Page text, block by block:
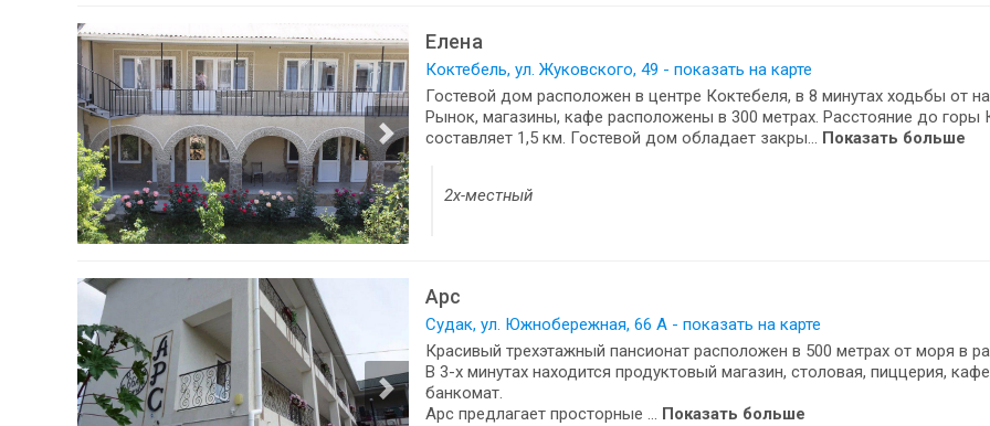
Елена
Коктебель, ул. Жуковского, 49 - показать на карте
Гостевой дом расположен в центре Коктебеля, в 8 минутах ходьбы от
Рынок, магазины, кафе расположены в 300 метрах. Расстояние до горы
составляет 1,5 км. Гостевой дом обладает закры... Показать больше
2х-местный
Арс
Судак, ул. Южнобережная, 66 А - показать на карте
Красивый трехэтажный пансионат расположен в 500 метрах от моря в
В 3-х минутах находится продуктовый магазин, столовая, пиццерия,
банкомат.
Арс предлагает просторные ... Показать больше